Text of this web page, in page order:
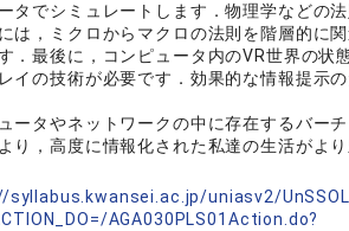
タでシミュレートします．物理学などの
は，ミクロからマクロの法則を階層的に
．最後に，コンピュータ内のVR世界の
イの技術が必要です．効果的な情報提示
ータやネットワークの中に存在するバー
り，高度に情報化された私達の生活がよ
syllabus.kwansei.ac.jp/uniasv2/
AGA030PLS01Action.do?